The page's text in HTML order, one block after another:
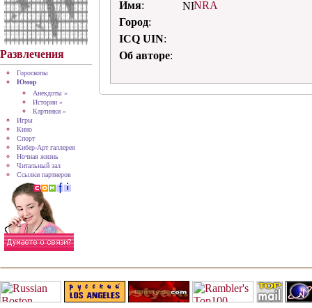
Развлечения
Гороскопы
Юмор
Анекдоты »
Истории »
Картинки »
Игры
Кино
Спорт
Кибер-Арт галлерея
Ночная жизнь
Читальный зал
Ссылки партнеров
Имя:
NRA
Город:
ICQ UIN:
Об авторе: